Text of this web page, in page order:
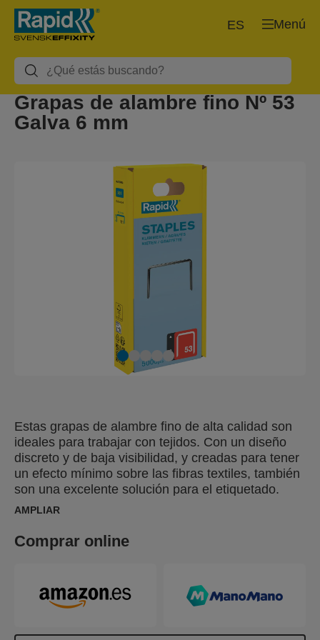
Menú
ES
Grapas de alambre fino Nº 53
Galva 6 mm
Estas grapas de alambre fino de alta calidad son
ideales para trabajar con tejidos. Con un diseño
discreto y de baja visibilidad, y creadas para tener
un efecto mínimo sobre las fibras textiles, también
son una excelente solución para el etiquetado.
Fabricadas con alambre galvanizado de alto
precisión para una penetración óptima. También
disponibles en acero inoxidable.
AMPLIAR
Comprar online